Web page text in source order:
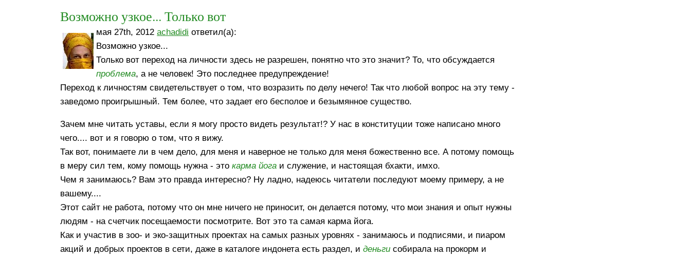
Возможно узкое... Только вот
мая 27th, 2012achadidi ответил(а):
Возможно узкое...
Только вот переход на личности здесь не разрешен, понятно что это значит? То, что обсуждается
проблема, а не человек! Это последнее предупреждение!
Переход к личностям свидетельствует о том, что возразить по делу нечего! Так что любой вопрос на эту тему -
заведомо проигрышный. Тем более, что задает его бесполое и безымянное существо.
Зачем мне читать уставы, если я могу просто видеть результат!? У нас в конституции тоже написано много
чего.... вот и я говорю о том, что я вижу.
Так вот, понимаете ли в чем дело, для меня и наверное не только для меня божественно все. А потому помощь
в меру сил тем, кому помощь нужна - этокарма йога и служение, и настоящая бхакти, имхо.
Чем я занимаюсь? Вам это правда интересно? Ну ладно, надеюсь читатели последуют моему примеру, а не
вашему....
Этот сайт не работа, потому что он мне ничего не приносит, он делается потому, что мои знания и опыт нужны
людям - на счетчик посещаемости посмотрите. Вот это та самая карма йога.
Как и участив в зоо- и эко-защитных проектах на самых разных уровнях - занимаюсь и подписями, и пиаром
акций и добрых проектов в сети, даже в каталоге индонета есть раздел, иденьги собирала на прокорм и